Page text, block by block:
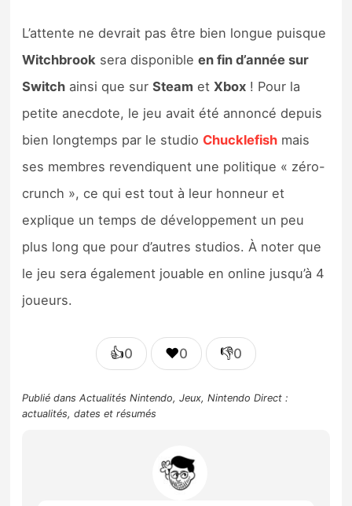
L’attente ne devrait pas être bien longue puisque
Witchbrook sera disponibleen fin d’année sur
Switch ainsi que surSteam etXbox ! Pour la
petite anecdote, le jeu avait été annoncé depuis
bien longtemps par le studio Chucklefish mais
ses membres revendiquent une politique « zéro-
crunch », ce qui est tout à leur honneur et
explique un temps de développement un peu
plus long que pour d’autres studios. À noter que
le jeu sera également jouable en online jusqu’à 4
joueurs.
👍0 ❤️0 👎0
Publié dansActualités Nintendo,Jeux,Nintendo Direct :
actualités, dates et résumés